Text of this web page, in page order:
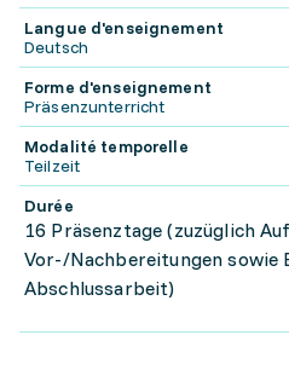
Langue d'enseignement
Deutsch
Forme d'enseignement
Präsenzunterricht
Modalité temporelle
Teilzeit
Durée
16 Präsenztage (zuzüglich
Vor-/Nachbereitungen sowie
Abschlussarbeit)